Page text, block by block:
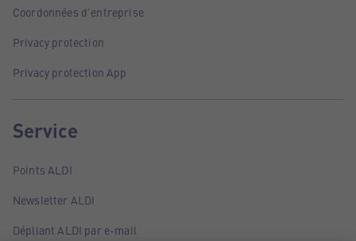
Coordonnées d'entreprise
Privacy protection
Privacy protection App
Service
Points ALDI
Newsletter ALDI
Dépliant ALDI par e-mail